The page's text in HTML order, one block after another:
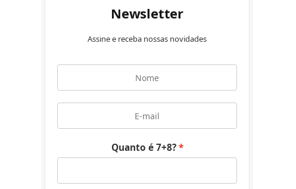
Newsletter
Assine e receba nossas novidades
Quanto é 7+8?